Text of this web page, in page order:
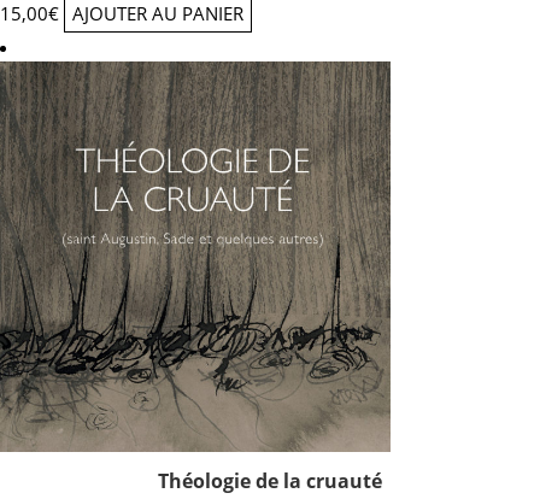
15,00€ AJOUTER AU PANIER
Théologie de la cruauté